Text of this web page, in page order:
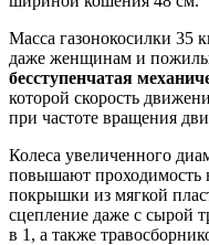
Масса газонокосилки 35
даже женщинам и
бесступенчатая
которой скорость
при частоте вращения
Колеса увеличенного
повышают проходимость
покрышки из мягкой
сцепление даже с сырой
в 1, а также